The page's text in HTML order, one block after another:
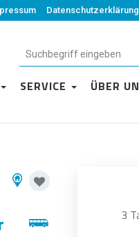
Datenschutzerklärung
SERVICE ÜBER
3